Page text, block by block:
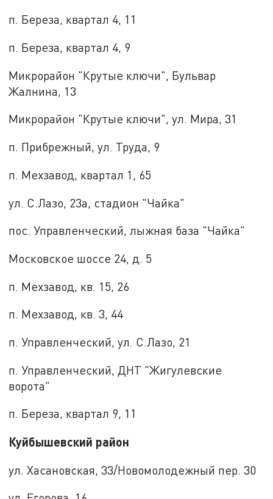
п. Береза, квартал 4, 11
п. Береза, квартал 4, 9
Микрорайон "Крутые ключи", Бульвар
Жалнина, 13
Микрорайон "Крутые ключи", ул. Мира, 31
п. Прибрежный, ул. Труда, 9
п. Мехзавод, квартал 1, 65
ул. С.Лазо, 23а, стадион "Чайка"
пос. Управленческий, лыжная база "Чайка"
Московское шоссе 24, д. 5
п. Мехзавод, кв. 15, 26
п. Мехзавод, кв. 3, 44
п. Управленческий, ул. С.Лазо, 21
п. Управленческий, ДНТ "Жигулевские
ворота"
п. Береза, квартал 9, 11
Куйбышевский район
ул. Хасановская, 33/Новомолодежный пер. 30